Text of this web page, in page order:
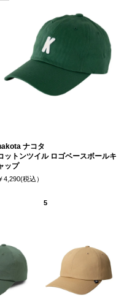
ナコタ
ットンツイル ロゴベースボールキ
ップ
4,290(税込）